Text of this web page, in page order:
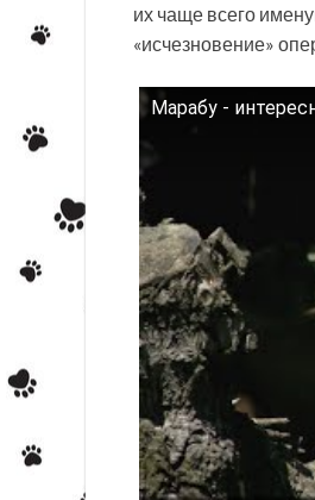
их чаще всего
«исчезновение»
Марабу -